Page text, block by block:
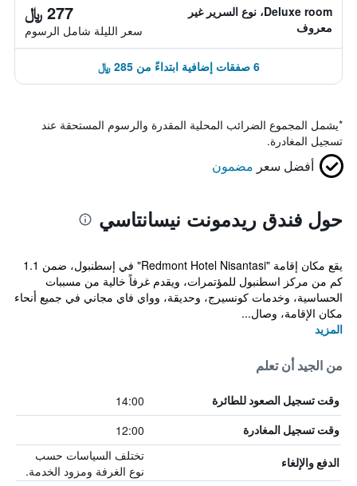
Deluxe room، نوع السرير غير
معروف
277 ﷼
سعر الليلة شامل الرسوم
6 صفقات إضافية ابتداءً من 285 ﷼
*يشمل المجموع الضرائب المحلية المقدرة والرسوم المستحقة عند
تسجيل المغادرة.
أفضل سعر مضمون
حول فندق ريدمونت نيسانتاسي
يقع مكان إقامة "Redmont Hotel Nisantasi" في إسطنبول، ضمن 1.1
كم من مركز اسطنبول للمؤتمرات، ويقدم غرفاً خالية من مسببات
الحساسية، وخدمات كونسيرج، وحديقة، وواي فاي مجاني في جميع أنحاء
مكان الإقامة، وصال...
المزيد
من الجيد أن تعلم
وقت تسجيل الصعود للطائرة 14:00
وقت تسجيل المغادرة 12:00
الدفع والإلغاء
تختلف السياسات حسب
نوع الغرفة ومزود الخدمة.